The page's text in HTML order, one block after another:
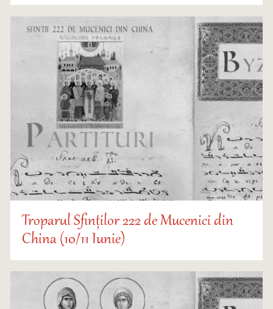
Troparul Sfinților 222 de Mucenici din
China (10/11 Iunie)